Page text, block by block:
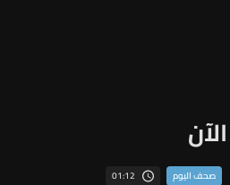
صحف اليوم 01:12